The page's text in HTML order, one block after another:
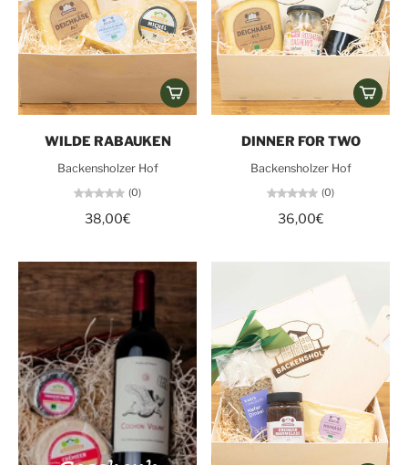
WILDE RABAUKEN
Backensholzer Hof
(0)
38,00€
DINNER FOR TWO
Backensholzer Hof
(0)
36,00€